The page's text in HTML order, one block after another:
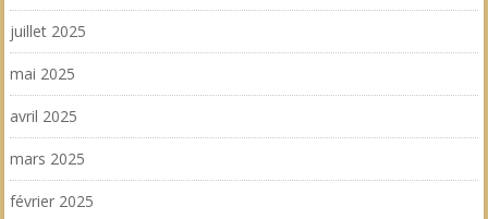
juillet 2025
mai 2025
avril 2025
mars 2025
février 2025